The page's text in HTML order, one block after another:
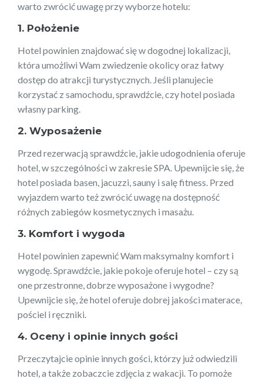
warto zwrócić uwagę przy wyborze hotelu:
1. Położenie
Hotel powinien znajdować się w dogodnej lokalizacji,
która umożliwi Wam zwiedzenie okolicy oraz łatwy
dostęp do atrakcji turystycznych. Jeśli planujecie
korzystać z samochodu, sprawdźcie, czy hotel posiada
własny parking.
2. Wyposażenie
Przed rezerwacją sprawdźcie, jakie udogodnienia oferuje
hotel, w szczególności w zakresie SPA. Upewnijcie się, że
hotel posiada basen, jacuzzi, sauny i salę fitness. Przed
wyjazdem warto też zwrócić uwagę na dostępność
różnych zabiegów kosmetycznych i masażu.
3. Komfort i wygoda
Hotel powinien zapewnić Wam maksymalny komfort i
wygodę. Sprawdźcie, jakie pokoje oferuje hotel – czy są
one przestronne, dobrze wyposażone i wygodne?
Upewnijcie się, że hotel oferuje dobrej jakości materace,
pościel i ręczniki.
4. Oceny i opinie innych gości
Przeczytajcie opinie innych gości, którzy już odwiedzili
hotel, a także zobaczcie zdjęcia z wakacji. To pomoże